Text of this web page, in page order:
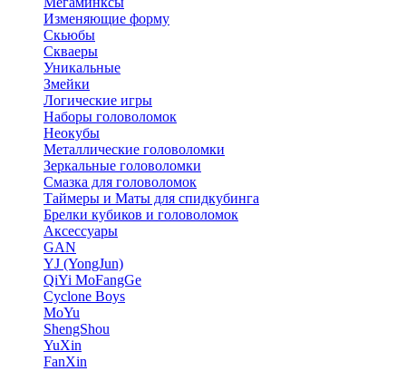
Изменяющие форму
Скьюбы
Скваеры
Уникальные
Змейки
Логические игры
Наборы головоломок
Неокубы
Металлические головоломки
Зеркальные головоломки
Смазка для головоломок
Таймеры и Маты для спидкубинга
Брелки кубиков и головоломок
Аксессуары
GAN
YJ (YongJun)
QiYi MoFangGe
Cyclone Boys
MoYu
ShengShou
YuXin
FanXin